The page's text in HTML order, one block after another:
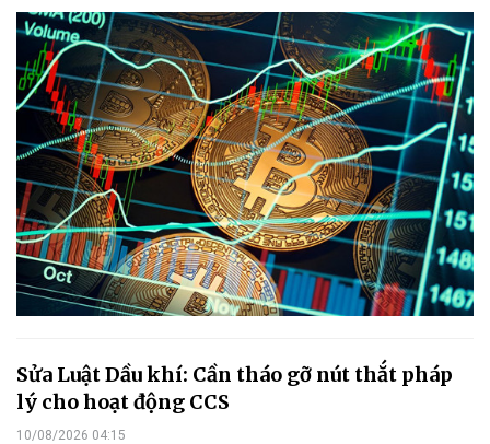
Sửa Luật Dầu khí: Cần tháo gỡ nút thắt pháp
lý cho hoạt động CCS
10/08/2026 04:15